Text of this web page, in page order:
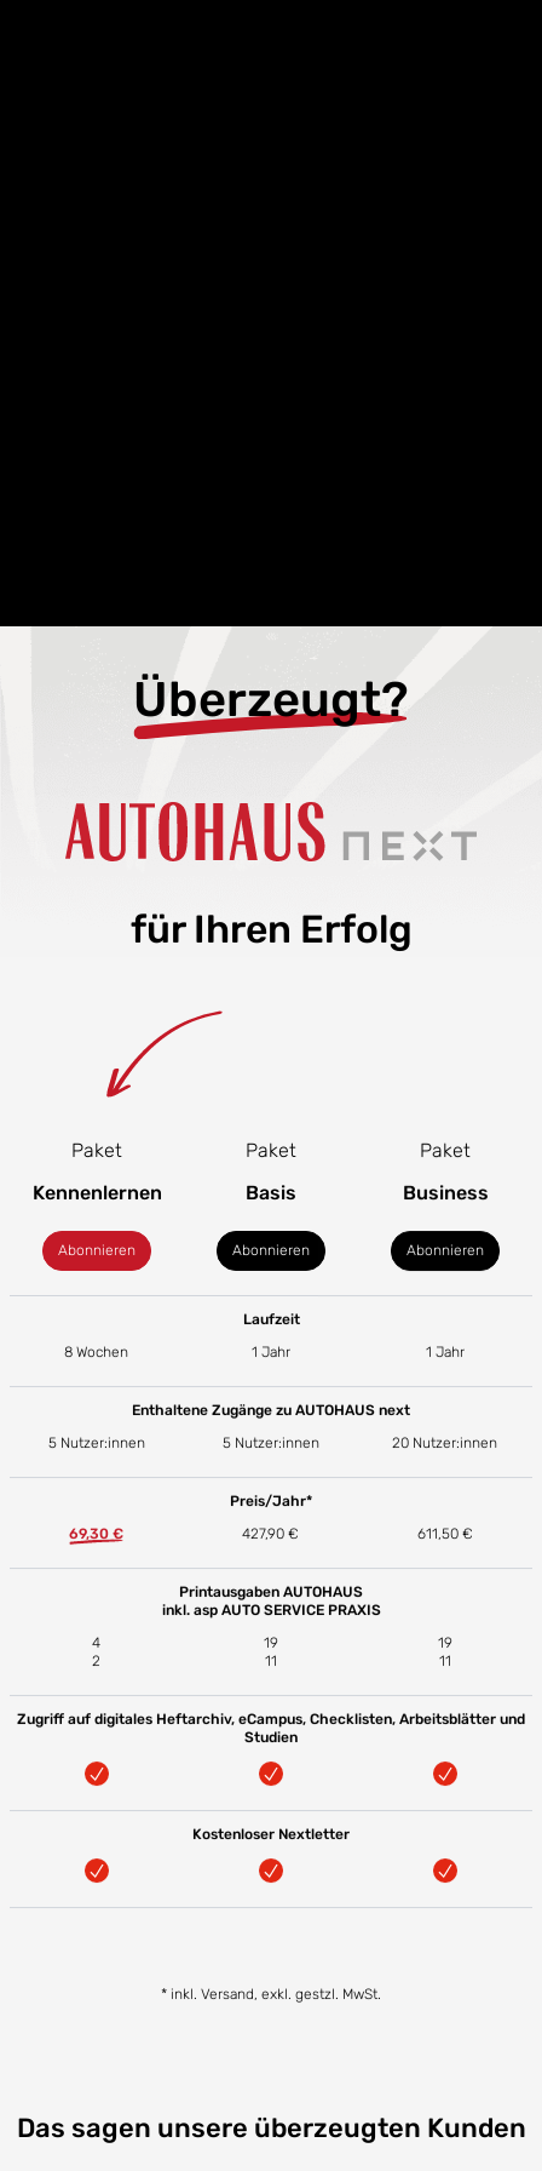
Überzeugt?
für Ihren Erfolg
Paket
Kennenlernen
Abonnieren
Paket
Basis
Abonnieren
Paket
Business
Abonnieren
Laufzeit
8 Wochen
1 Jahr 1 Jahr
Enthaltene Zugänge zu AUTOHAUS next
5 Nutzer:innen
5 Nutzer:innen 20 Nutzer:innen
Preis/Jahr*
69,30 €
427,90 € 611,50 €
Printausgaben AUTOHAUS
inkl. asp AUTO SERVICE PRAXIS
4
2
19
11
19
11
Zugriff auf digitales Heftarchiv, eCampus, Checklisten, Arbeitsblätter und
Studien
Kostenloser Nextletter
* inkl. Versand, exkl. gestzl. MwSt.
Das sagen unsere überzeugten Kunden